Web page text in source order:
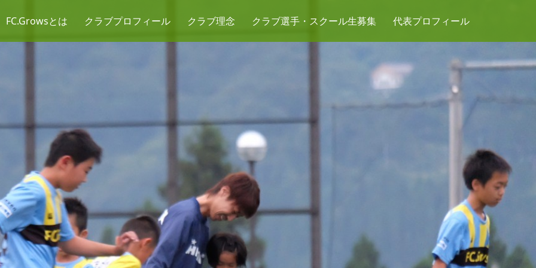
FC.Growsとは クラブプロフィール クラブ理念 クラブ選手・スクール生募集 代表プロフィール